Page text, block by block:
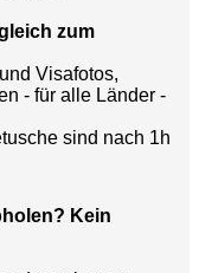
zum
Visafotos,
- für alle Länder -
sind nach 1h
Kein